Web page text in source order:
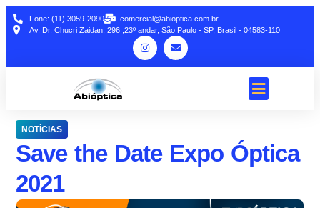
Fone: (11) 3059-2090
comercial@abioptica.com.br
Av. Dr. Chucri Zaidan, 296 ,23º andar, São Paulo - SP, Brasil - 04583-110
NOTÍCIAS
Save the Date Expo Óptica
2021